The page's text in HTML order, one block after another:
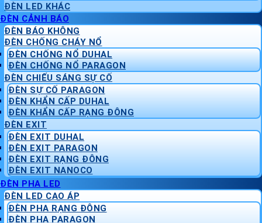
ĐÈN LED KHÁC
ĐÈN CẢNH BÁO
ĐÈN BÁO KHÔNG
ĐÈN CHỐNG CHÁY NỔ
ĐÈN CHỐNG NỔ DUHAL
ĐÈN CHỐNG NỔ PARAGON
ĐÈN CHIẾU SÁNG SỰ CỐ
ĐÈN SỰ CỐ PARAGON
ĐÈN KHẨN CẤP DUHAL
ĐÈN KHẨN CẤP RẠNG ĐÔNG
ĐÈN EXIT
ĐÈN EXIT DUHAL
ĐÈN EXIT PARAGON
ĐÈN EXIT RẠNG ĐÔNG
ĐÈN EXIT NANOCO
ĐÈN PHA LED
ĐÈN LED CAO ÁP
ĐÈN PHA RẠNG ĐÔNG
ĐÈN PHA PARAGON